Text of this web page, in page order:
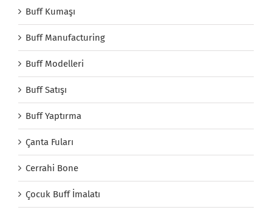
Buff Kumaşı
Buff Manufacturing
Buff Modelleri
Buff Satışı
Buff Yaptırma
Çanta Fuları
Cerrahi Bone
Çocuk Buff İmalatı